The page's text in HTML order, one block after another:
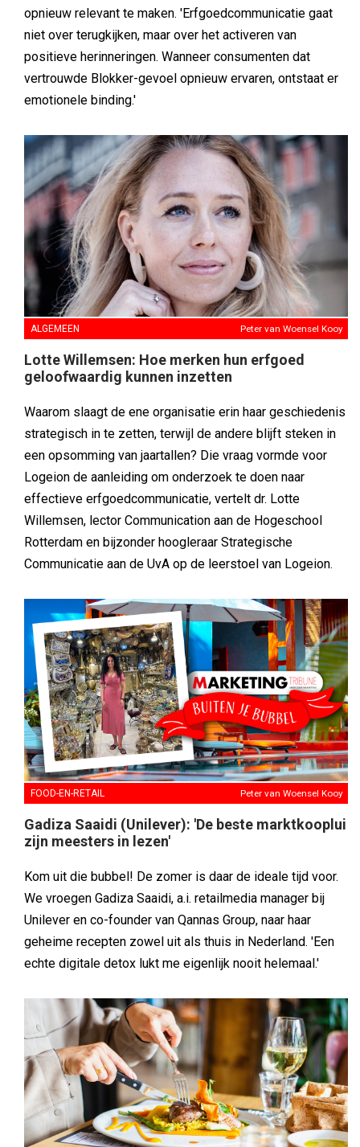
opnieuw relevant te maken. 'Erfgoedcommunicatie gaat
niet over terugkijken, maar over het activeren van
positieve herinneringen. Wanneer consumenten dat
vertrouwde Blokker-gevoel opnieuw ervaren, ontstaat er
emotionele binding.'
ALGEMEEN Peter van Woensel Kooy
Lotte Willemsen: Hoe merken hun erfgoed
geloofwaardig kunnen inzetten
Waarom slaagt de ene organisatie erin haar geschiedenis
strategisch in te zetten, terwijl de andere blijft steken in
een opsomming van jaartallen? Die vraag vormde voor
Logeion de aanleiding om onderzoek te doen naar
effectieve erfgoedcommunicatie, vertelt dr. Lotte
Willemsen, lector Communication aan de Hogeschool
Rotterdam en bijzonder hoogleraar Strategische
Communicatie aan de UvA op de leerstoel van Logeion.
FOOD-EN-RETAIL Peter van Woensel Kooy
Gadiza Saaidi (Unilever): 'De beste marktkooplui
zijn meesters in lezen'
Kom uit die bubbel! De zomer is daar de ideale tijd voor.
We vroegen Gadiza Saaidi, a.i. retailmedia manager bij
Unilever en co-founder van Qannas Group, naar haar
geheime recepten zowel uit als thuis in Nederland. 'Een
echte digitale detox lukt me eigenlijk nooit helemaal.'